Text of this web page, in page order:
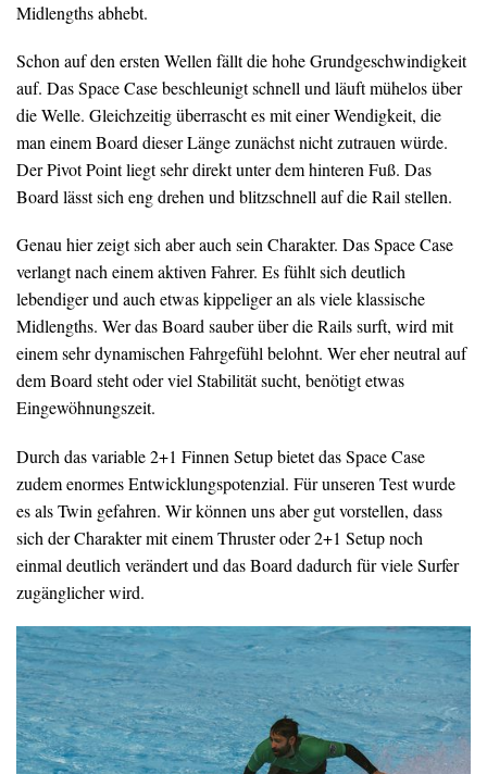
Midlengths abhebt.
Schon auf den ersten Wellen fällt die hohe Grundgeschwindigkeit
auf. Das Space Case beschleunigt schnell und läuft mühelos über
die Welle. Gleichzeitig überrascht es mit einer Wendigkeit, die
man einem Board dieser Länge zunächst nicht zutrauen würde.
Der Pivot Point liegt sehr direkt unter dem hinteren Fuß. Das
Board lässt sich eng drehen und blitzschnell auf die Rail stellen.
Genau hier zeigt sich aber auch sein Charakter. Das Space Case
verlangt nach einem aktiven Fahrer. Es fühlt sich deutlich
lebendiger und auch etwas kippeliger an als viele klassische
Midlengths. Wer das Board sauber über die Rails surft, wird mit
einem sehr dynamischen Fahrgefühl belohnt. Wer eher neutral auf
dem Board steht oder viel Stabilität sucht, benötigt etwas
Eingewöhnungszeit.
Durch das variable 2+1 Finnen Setup bietet das Space Case
zudem enormes Entwicklungspotenzial. Für unseren Test wurde
es als Twin gefahren. Wir können uns aber gut vorstellen, dass
sich der Charakter mit einem Thruster oder 2+1 Setup noch
einmal deutlich verändert und das Board dadurch für viele Surfer
zugänglicher wird.